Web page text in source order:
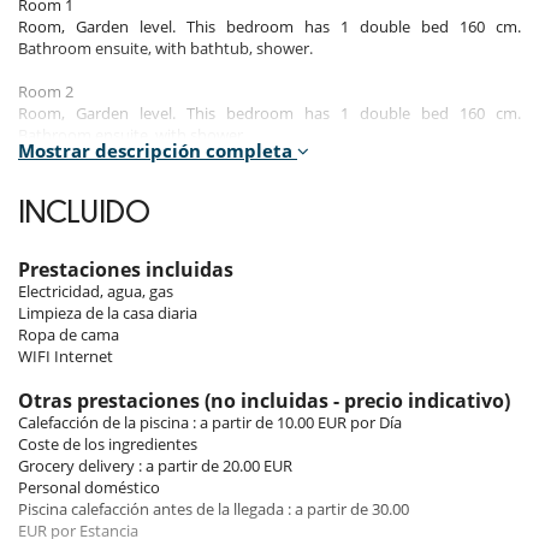
Room 1
Room, Garden level. This bedroom has 1 double bed 160 cm.
Bathroom ensuite, with bathtub, shower.
Room 2
Room, Garden level. This bedroom has 1 double bed 160 cm.
Room, Garden level. This bedroom has 1 double bed 160 cm.
Bathroom ensuite, with shower.
Room 4
Room, Garden level. This bedroom has 2 bunk beds. Bathroom
ensuite, shared, with shower.
Room 5
with shower.
Villa Lucia offers 3 double bedrooms, all with excellent bedding (down
mattress, duvet), 160 cm wide, armchair, private bathroom for each
bedroom with shower and (master bedroom has shower + bath).
There is also offers a children's room with bunk beds and a play area.
This room has a total of 6 beds and a bathroom with 2 sinks and walk-
Mostrar descripción completa
INCLUIDO
Prestaciones incluidas
Electricidad, agua, gas
Limpieza de la casa diaria
Ropa de cama
WIFI Internet
Otras prestaciones (no incluidas - precio indicativo)
Calefacción de la piscina : a partir de 10.00 EUR por Día
Coste de los ingredientes
Grocery delivery : a partir de 20.00 EUR
Personal doméstico
Piscina calefacción antes de la llegada : a partir de 30.00
EUR por Estancia